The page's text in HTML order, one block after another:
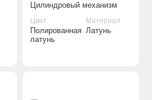
Цилиндровый механизм
Extreza AS-60С ключ-
вертушка 25x10x25 (30/30)
полированная латунь F01
Цвет
Полированная
латунь
Материал
Латунь